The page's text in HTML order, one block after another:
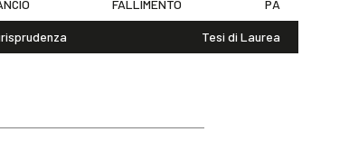
FALLIMENTO PA
Tesi di Laurea